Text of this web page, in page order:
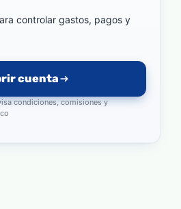
controlar gastos, pagos y
cuenta
condiciones, comisiones y